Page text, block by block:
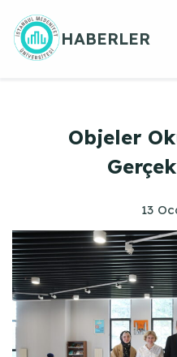
Skip
to
content
HABERLER
Objeler
13